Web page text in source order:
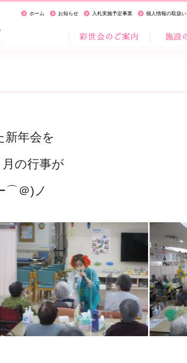
ホーム お知らせ 入札実施予定事業 個人情報の取扱い
新年会を
の行事が
⌒＠)ノ